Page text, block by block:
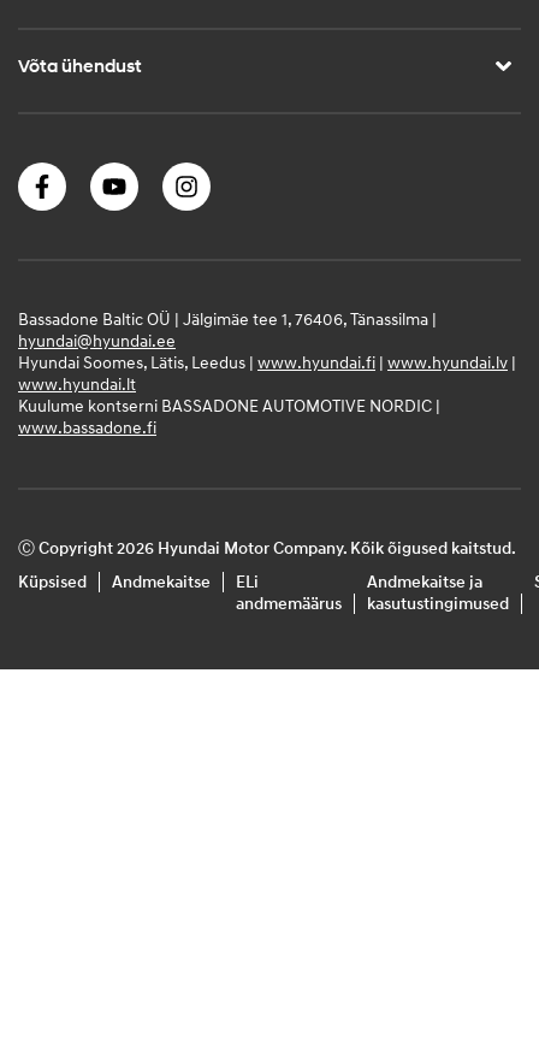
Võta ühendust
Bassadone Baltic OÜ | Jälgimäe tee 1, 76406, Tänassilma |
hyundai@hyundai.ee
Hyundai Soomes, Lätis, Leedus | www.hyundai.fi | www.hyundai.lv |
www.hyundai.lt
Kuulume kontserni BASSADONE AUTOMOTIVE NORDIC |
www.bassadone.fi
Ⓒ Copyright 2026 Hyundai Motor Company. Kõik õigused kaitstud.
Küpsised
Andmekaitse
ELi
andmemäärus
Andmekaitse ja
kasutustingimused